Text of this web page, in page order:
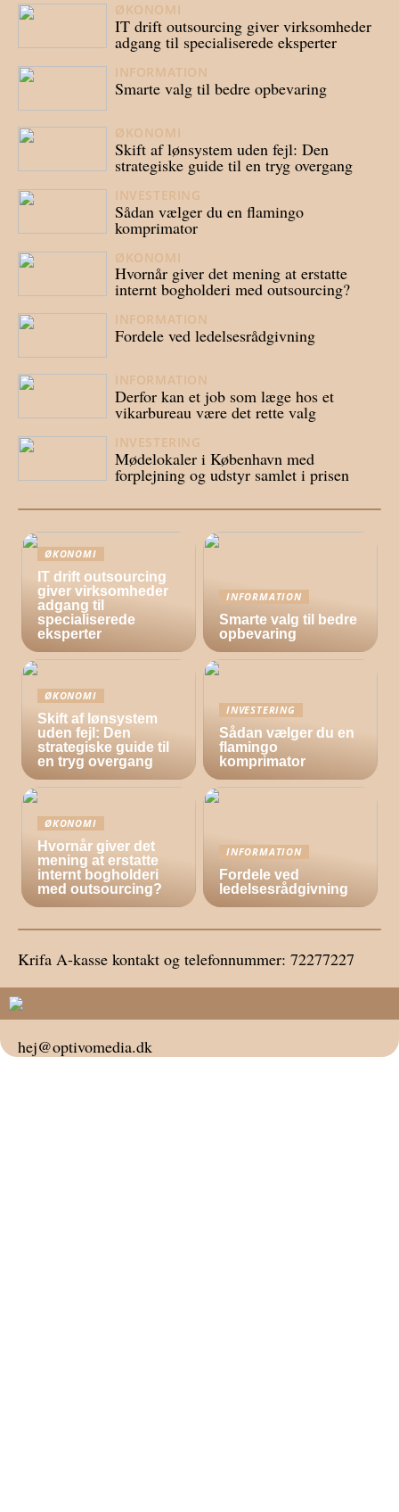
ØKONOMI
IT drift outsourcing giver virksomheder
adgang til specialiserede eksperter
INFORMATION
Smarte valg til bedre opbevaring
ØKONOMI
Skift af lønsystem uden fejl: Den
strategiske guide til en tryg overgang
INVESTERING
Sådan vælger du en flamingo
komprimator
ØKONOMI
Hvornår giver det mening at erstatte
internt bogholderi med outsourcing?
INFORMATION
Fordele ved ledelsesrådgivning
INFORMATION
Derfor kan et job som læge hos et
vikarbureau være det rette valg
INVESTERING
Mødelokaler i København med
forplejning og udstyr samlet i prisen
ØKONOMI
IT drift outsourcing
giver virksomheder
adgang til
specialiserede
eksperter
INFORMATION
Smarte valg til bedre
opbevaring
ØKONOMI
Skift af lønsystem
uden fejl: Den
strategiske guide til
en tryg overgang
INVESTERING
Sådan vælger du en
flamingo
komprimator
ØKONOMI
Hvornår giver det
mening at erstatte
internt bogholderi
med outsourcing?
INFORMATION
Fordele ved
ledelsesrådgivning
Krifa A-kasse kontakt og telefonnummer: 72277227
hej@optivomedia.dk